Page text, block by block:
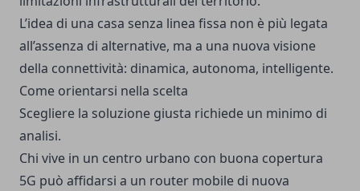
L’idea di una casa senza linea fissa non è più legata
all’assenza di alternative, ma a una nuova visione
della connettività: dinamica, autonoma, intelligente.
Come orientarsi nella scelta
Scegliere la soluzione giusta richiede un minimo di
analisi.
Chi vive in un centro urbano con buona copertura
5G può affidarsi a un router mobile di nuova